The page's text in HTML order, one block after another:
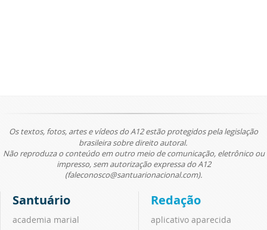
Os textos, fotos, artes e vídeos do A12 estão protegidos pela legislação
brasileira sobre direito autoral.
Não reproduza o conteúdo em outro meio de comunicação, eletrônico ou
impresso, sem autorização expressa do A12
(faleconosco@santuarionacional.com).
Santuário
academia marial
Redação
aplicativo aparecida